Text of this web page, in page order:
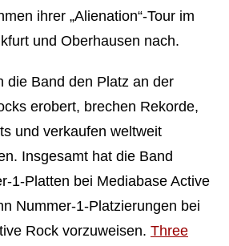
ihrer „Alienation“-Tour im
und Oberhausen nach.
die Band den Platz an der
erobert, brechen Rekorde,
und verkaufen weltweit
Insgesamt hat die Band
1-Platten bei Mediabase Active
Nummer-1-Platzierungen bei
Rock vorzuweisen. Three